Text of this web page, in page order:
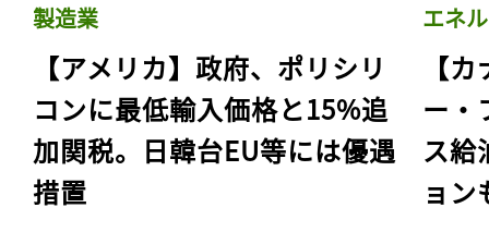
製造業
【アメリカ】政府、ポリシリ
コンに最低輸入価格と15%追
加関税。日韓台EU等には優遇
措置
エネ
【
ー・
ス給
ョン